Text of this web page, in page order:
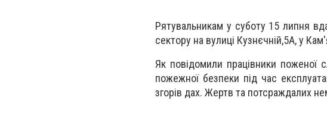
Рятувальникам у суботу 15 липня
сектору на вулиці Кузнєчній,5А, у
Як повідомили працівники поженої
пожежної безпеки під час
згорів дах. Жертв та потсраждалих